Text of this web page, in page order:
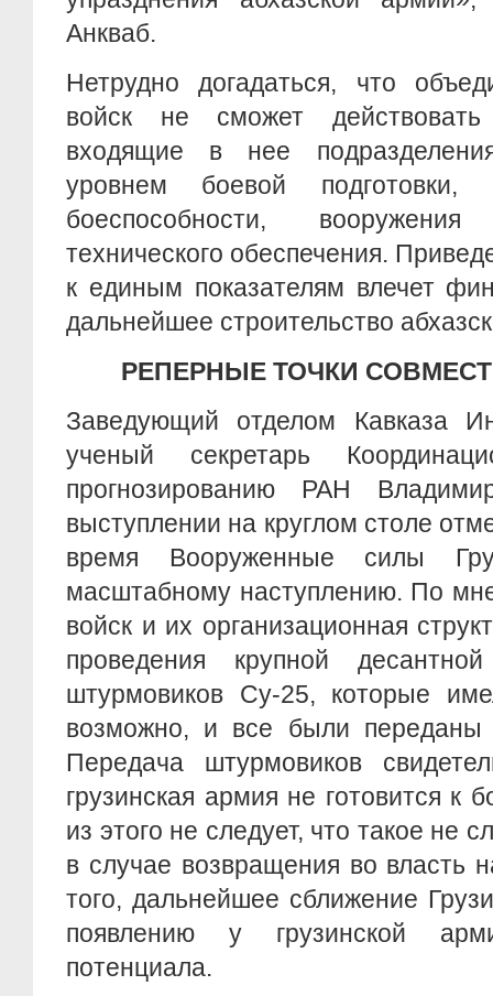
Анкваб.
Нетрудно догадаться, что
войск не сможет
входящие в нее
уровнем боевой подготовки,
боеспособности,
технического обеспечения.
к единым показателям влечет
дальнейшее строительство
РЕПЕРНЫЕ ТОЧКИ
Заведующий отделом Кавказа
ученый секретарь
прогнозированию РАН
выступлении на круглом столе
время Вооруженные силы
масштабному наступлению. По
войск и их организационная
проведения крупной
штурмовиков Су-25, которые
возможно, и все были переданы
Передача штурмовиков
грузинская армия не готовится к
из этого не следует, что такое не
в случае возвращения во власть
того, дальнейшее сближение
появлению у грузинской
потенциала.